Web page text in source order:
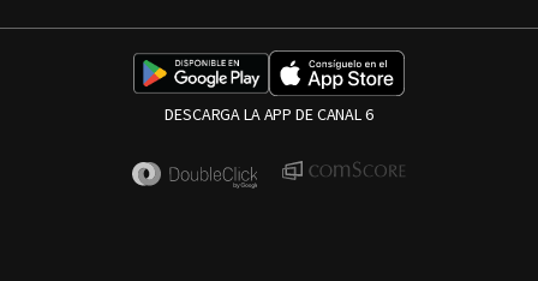
DESCARGA LA APP DE CANAL 6